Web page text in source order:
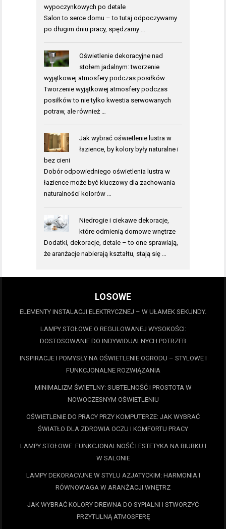
wypoczynkowych po detale
Salon to serce domu – to tutaj odpoczywamy
po długim dniu pracy, spędzamy …
Oświetlenie dekoracyjne nad
stołem jadalnym: tworzenie
wyjątkowej atmosfery podczas posiłków
Tworzenie wyjątkowej atmosfery podczas
posiłków to nie tylko kwestia serwowanych
potraw, ale również …
Jak wybrać oświetlenie lustra w
łazience, by kolory były naturalne i
bez cieni
Dobór odpowiedniego oświetlenia lustra w
łazience może być kluczowy dla zachowania
naturalności kolorów …
Niedrogie i ciekawe dekoracje,
które odmienią domowe wnętrze
Dodatki, dekoracje, detale – to one sprawiają,
że aranżacje nabierają kształtu, stają się …
LOSOWE
ELEMENTY INSTALACJI ELEKTRYCZNEJ – W UŁAMEK SEKUNDY.
LAMPY STOŁOWE O REGULOWANEJ WYSOKOŚCI:
DOSTOSOWANIE DO INDYWIDUALNYCH POTRZEB
INSPIRACJE I POMYSŁY NA OŚWIETLENIE OGRODU – STYLOWE I
FUNKCJONALNE ROZWIĄZANIA
MINIMALIZM ŚWIETLNY: SUBTELNOŚĆ I PROSTOTA W
NOWOCZESNYM OŚWIETLENIU
OŚWIETLENIE DO PRACY PRZY KOMPUTERZE: JAK WYBRAĆ
ŚWIATŁO DLA ZDROWIA OCZU I KOMFORTU PRACY
LAMPY STOŁOWE: FUNKCJONALNOŚĆ I ESTETYKA NA BIURKU I
W SALONIE
LAMPY DEKORACYJNE W STYLU AZJATYCKIM: HARMONIA I
RÓWNOWAGA W ARANŻACJI WNĘTRZ
JAK WYBRAĆ KOLORY DREWNA DO SYPIALNI I STWORZYĆ
PRZYTULNĄ ATMOSFERĘ